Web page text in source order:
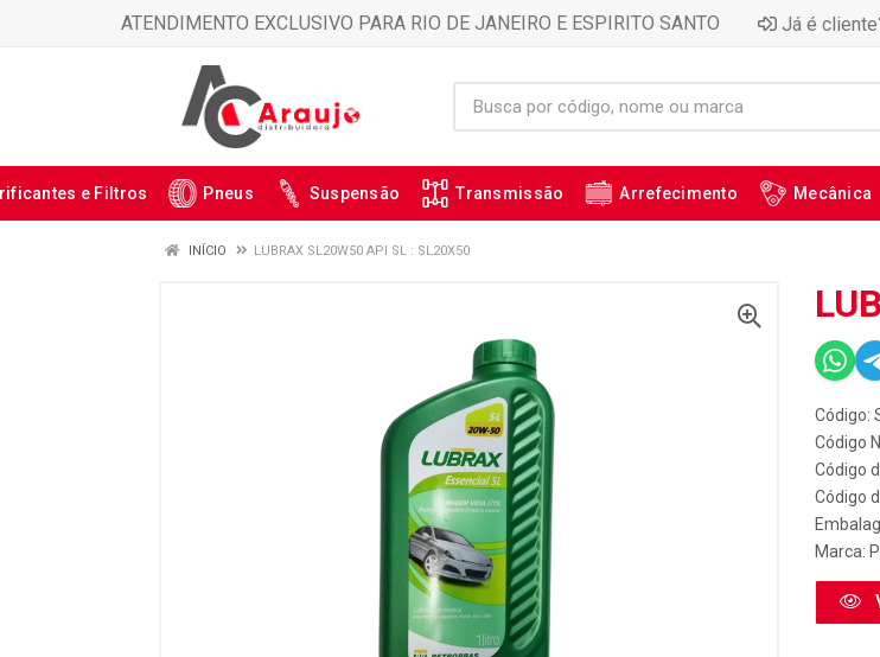
ATENDIMENTO EXCLUSIVO PARA RIO DE JANEIRO E ESPIRITO SANTO Já é
e Filtros Pneus Suspensão Transmissão Arrefecimento Mecânica
INÍCIO LUBRAX SL20W50 API SL : SL20X50
Código:
Código
Código
Código
Marca: